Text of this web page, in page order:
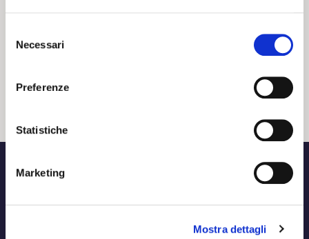
delNecessari
Preferenze
Statistiche
Marketing
Mostra dettagli